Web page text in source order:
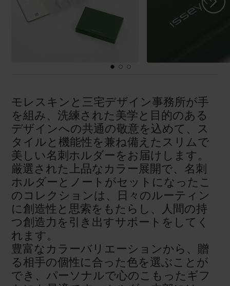
モレスキンと三宅デザイン事務所が手
を組み、洗練された美学と目的のある
デザインへの共通の敬意を込めて、ス
タイルと機能性を兼ね備えたスリムで
美しい名刺ホルダーをお届けします。
厳選された上品なカラー展開で、名刺
ホルダーとノートがセットになったこ
のコレクションは、日々のルーティン
に創造性と思索をもたらし、人間の持
つ創造力を引き出すサポートをしてく
れます。
豊富なカラーバリエーションから、贈
る相手の個性に合った色を選ぶことが
でき、パーソナルで心のこもったギフ